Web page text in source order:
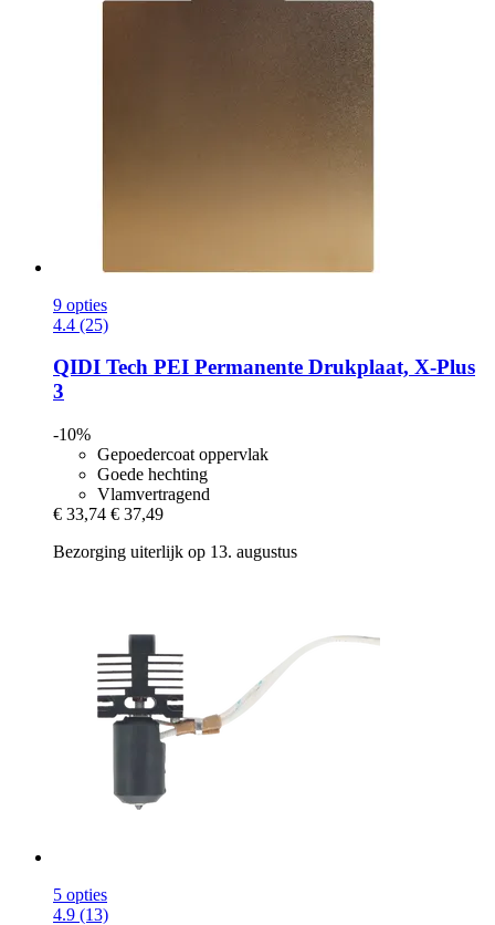
9 opties
4.4 (25)
QIDI Tech PEI Permanente Drukplaat, X-​Plus
3
-10%
Gepoedercoat oppervlak
Goede hechting
Vlamvertragend
€ 33,74 € 37,49
Bezorging uiterlijk op 13. augustus
5 opties
4.9 (13)